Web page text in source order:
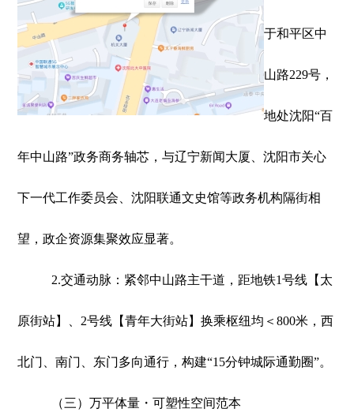
于和平区中
山路229号，
地处沈阳“百
年中山路”政务商务轴芯，与辽宁新闻大厦、沈阳市关心
下一代工作委员会、沈阳联通文史馆等政务机构隔街相
望，政企资源集聚效应显著。
2.交通动脉：紧邻中山路主干道，距地铁1号线【太
原街站】、2号线【青年大街站】换乘枢纽均＜800米，西
北门、南门、东门多向通行，构建“15分钟城际通勤圈”。
（三）万平体量・可塑性空间范本